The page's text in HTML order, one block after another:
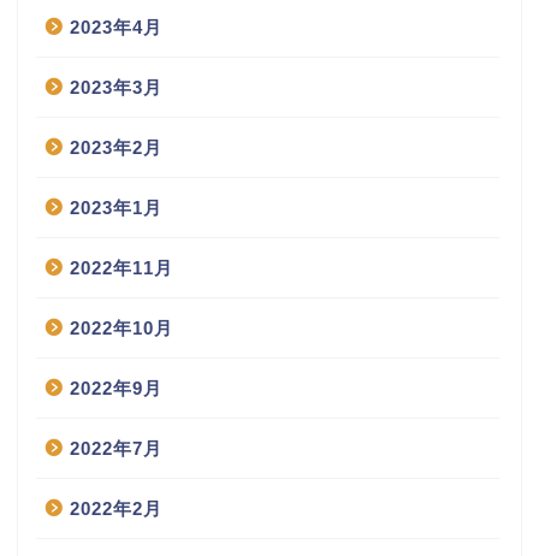
2023年4月
2023年3月
2023年2月
2023年1月
2022年11月
2022年10月
2022年9月
2022年7月
2022年2月